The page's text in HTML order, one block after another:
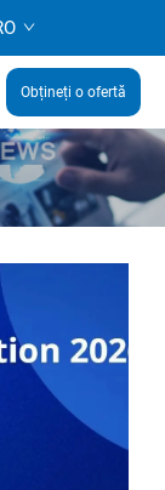
Obțineți o ofertă